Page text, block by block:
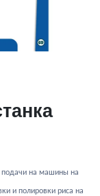
подачи на машины на
и полировки риса на